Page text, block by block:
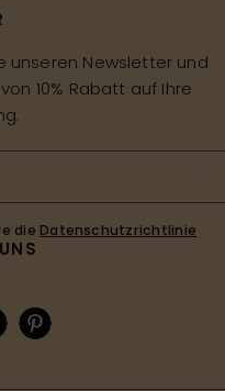
unseren Newsletter und
10% Rabatt auf Ihre
die Datenschutzrichtlinie